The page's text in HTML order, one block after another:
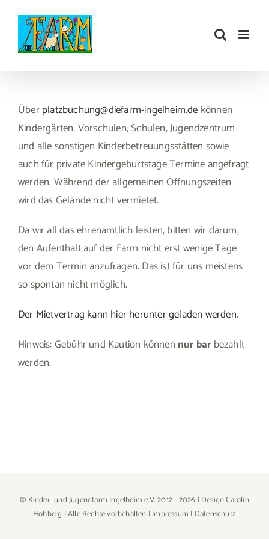
springen
Überplatzbuchung@diefarm-ingelheim.de können
Kindergärten, Vorschulen, Schulen, Jugendzentrum
und alle sonstigen Kinderbetreuungsstätten sowie
auch für private Kindergeburtstage Termine angefragt
werden. Während der allgemeinen Öffnungszeiten
wird das Gelände nicht vermietet.
Da wir all das ehrenamtlich leisten, bitten wir darum,
den Aufenthalt auf der Farm nicht erst wenige Tage
vor dem Termin anzufragen. Das ist für uns meistens
so spontan nicht möglich.
Der Mietvertrag kann hier herunter geladen werden.
Hinweis: Gebühr und Kaution können nur bar bezahlt
werden.
© Kinder- und Jugendfarm Ingelheim e.V. 2012 -2026 | DesignCarolin
Hohberg | Alle Rechte vorbehalten |Impressum | Datenschutz